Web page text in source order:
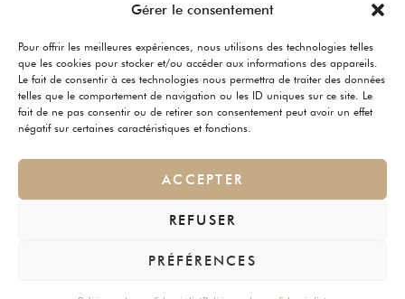
Gérer le consentement
Pour offrir les meilleures expériences, nous utilisons des technologies telles
que les cookies pour stocker et/ou accéder aux informations des appareils.
Le fait de consentir à ces technologies nous permettra de traiter des données
telles que le comportement de navigation ou les ID uniques sur ce site. Le
fait de ne pas consentir ou de retirer son consentement peut avoir un effet
négatif sur certaines caractéristiques et fonctions.
ACCEPTER
REFUSER
PRÉFÉRENCES
Suivez-nous
Copyright © 2025 Château du Mont Martin – Tous droits
Un site Gimme Social Web